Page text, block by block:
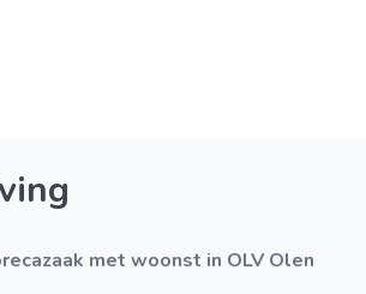
met woonst in OLV Olen